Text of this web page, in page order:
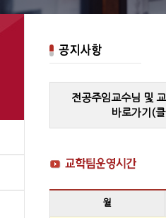
전공주임교수님 및
바로가기(
월